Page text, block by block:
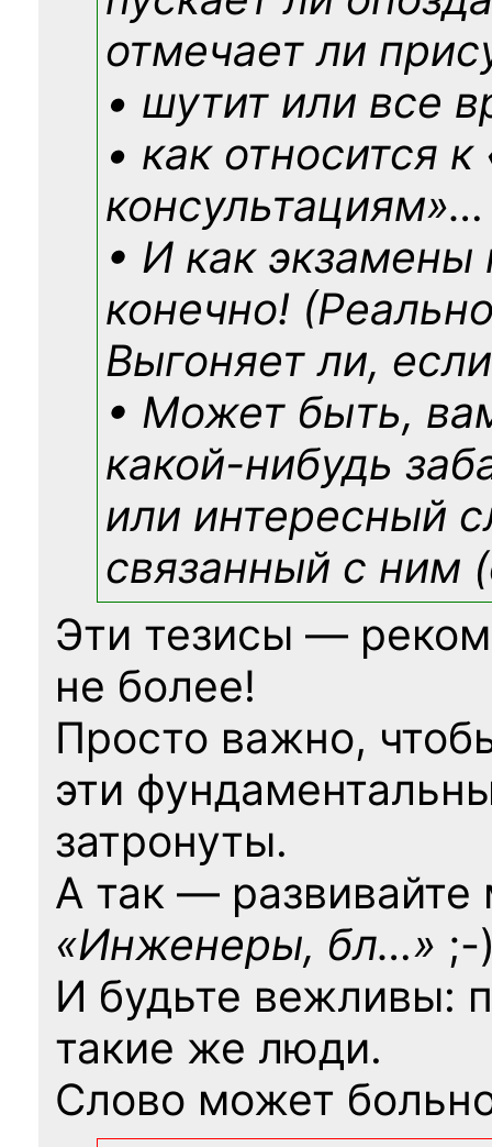
отмечает ли
• шутит или все
• как относится
консультациям»…
• И как экзамены
конечно!
Выгоняет ли,
• Может быть,
какой-нибудь
или интересный
связанный с ним
Эти тезисы —
не более!
Просто важно,
эти
затронуты.
А так — развивайте
«Инженеры, бл…» ;-
И будьте вежливы:
такие же люди.
Слово может